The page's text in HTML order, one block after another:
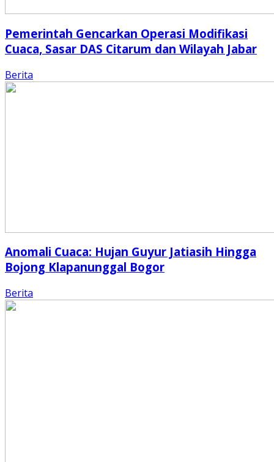
Pemerintah Gencarkan Operasi Modifikasi
Cuaca, Sasar DAS Citarum dan Wilayah Jabar
Berita
Anomali Cuaca: Hujan Guyur Jatiasih Hingga
Bojong Klapanunggal Bogor
Berita